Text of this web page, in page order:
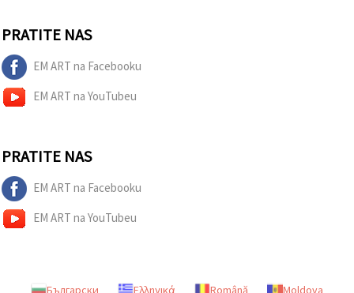
PRATITE NAS
EM ART na Facebooku
EM ART na YouTubeu
PRATITE NAS
EM ART na Facebooku
EM ART na YouTubeu
Български Ελληνικά Română Moldova